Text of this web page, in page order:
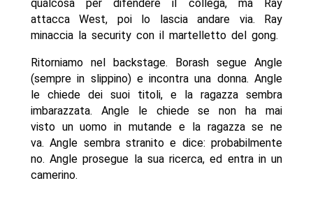
qualcosa per difendere il collega, ma Ray
attacca West, poi lo lascia andare via. Ray
minaccia la security con il martelletto del gong.
Ritorniamo nel backstage. Borash segue Angle
(sempre in slippino) e incontra una donna. Angle
le chiede dei suoi titoli, e la ragazza sembra
imbarazzata. Angle le chiede se non ha mai
visto un uomo in mutande e la ragazza se ne
va. Angle sembra stranito e dice: probabilmente
no. Angle prosegue la sua ricerca, ed entra in un
camerino.